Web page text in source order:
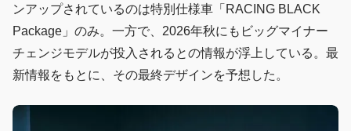
ンアップされているのは特別仕様車「RACING BLACK
Package」のみ。一方で、2026年秋にもビッグマイナー
チェンジモデルが投入されるとの情報が浮上している。最
新情報をもとに、その最終デザインを予想した。